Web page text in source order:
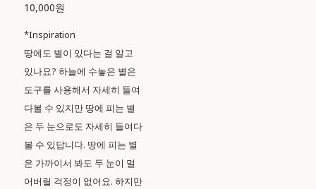
10,000원
*Inspiration
땅에도 별이 있다는 걸 알고
있나요? 하늘에 수놓은 별은
도구를 사용해서 자세히 들여
다볼 수 있지만 땅에 피는 별
은 두 눈으로도 자세히 들여다
볼 수 있답니다. 땅에 피는 별
은 가까이서 봐도 두 눈이 멀
어버릴 걱정이 없어요. 하지만